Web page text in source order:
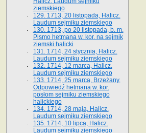
ziemskiego
129. 1713, 20 listopada, Halicz.
Laudum sejmiku ziemskiego
130. 1713, po 20 listopada, b. m.
Pismo hetmana w. kor. na sejmik
ziemski halicki
131. 1714, 24 stycznia, Halicz.
Laudum sejmiku ziemskiego
132. 1714, 12 marca, Halicz.
Laudum sejmiku ziemskiego
133. 1714, 25 marca, Brzeżany.
Odpowiedź hetmana w. kor.
posłom sejmiku ziemskiego
halickiego
134. 1714, 28 maja, Halicz.
Laudum sejmiku ziemskiego
135. 1714, 10 lipca, Halicz.
Laudum sejmiku ziemskiego